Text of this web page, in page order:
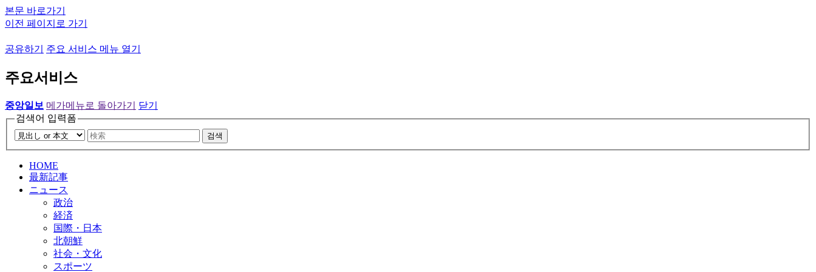
본문 바로가기
이전 페이지로 가기
공유하기 주요 서비스 메뉴 열기
주요서비스
중앙일보 메가메뉴로 돌아가기
닫기
검색어 입력폼
검색
HOME
最新記事
ニュース
政治
経済
国際・日本
北朝鮮
社会・文化
スポーツ